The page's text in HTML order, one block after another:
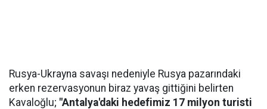
Rusya-Ukrayna savaşı nedeniyle Rusya pazarındaki
erken rezervasyonun biraz yavaş gittiğini belirten
Kavaloğlu; "Antalya'daki hedefimiz 17 milyon turisti